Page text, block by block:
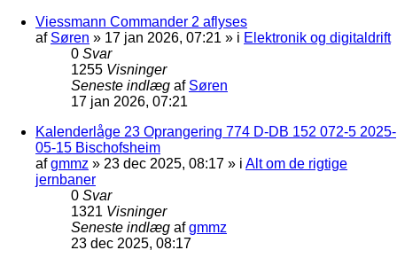
Viessmann Commander 2 aflyses
af Søren » 17 jan 2026, 07:21 » i Elektronik og digitaldrift
0 Svar
1255 Visninger
Seneste indlæg af Søren
17 jan 2026, 07:21
Kalenderlåge 23 Oprangering 774 D-DB 152 072-5 2025-
05-15 Bischofsheim
afgmmz » 23 dec 2025, 08:17 » i Alt om de rigtige
jernbaner
0 Svar
1321 Visninger
Seneste indlæg afgmmz
23 dec 2025, 08:17